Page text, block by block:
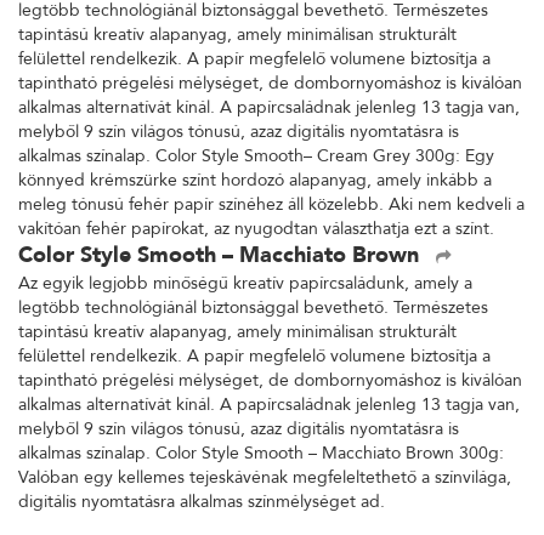
legtöbb technológiánál biztonsággal bevethető. Természetes
tapintású kreatív alapanyag, amely minimálisan strukturált
felülettel rendelkezik. A papír megfelelő volumene biztosítja a
tapintható prégelési mélységet, de dombornyomáshoz is kiválóan
alkalmas alternatívát kínál. A papírcsaládnak jelenleg 13 tagja van,
melyből 9 szín világos tónusú, azaz digitális nyomtatásra is
alkalmas színalap. Color Style Smooth– Cream Grey 300g: Egy
könnyed krémszürke színt hordozó alapanyag, amely inkább a
meleg tónusú fehér papír színéhez áll közelebb. Aki nem kedveli a
vakítóan fehér papírokat, az nyugodtan választhatja ezt a színt.
Color Style Smooth – Macchiato Brown
Az egyik legjobb minőségű kreatív papírcsaládunk, amely a
legtöbb technológiánál biztonsággal bevethető. Természetes
tapintású kreatív alapanyag, amely minimálisan strukturált
felülettel rendelkezik. A papír megfelelő volumene biztosítja a
tapintható prégelési mélységet, de dombornyomáshoz is kiválóan
alkalmas alternatívát kínál. A papírcsaládnak jelenleg 13 tagja van,
melyből 9 szín világos tónusú, azaz digitális nyomtatásra is
alkalmas színalap. Color Style Smooth – Macchiato Brown 300g:
Valóban egy kellemes tejeskávénak megfeleltethető a színvilága,
digitális nyomtatásra alkalmas színmélységet ad.